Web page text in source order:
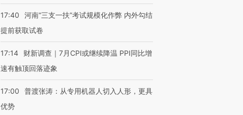
17:40
河南“三支一扶”考试规模化作弊 内外勾结
提前获取试卷
17:14
财新调查｜7月CPI或继续降温 PPI同比增
速有触顶回落迹象
17:00
普渡张涛：从专用机器人切入人形，更具
优势